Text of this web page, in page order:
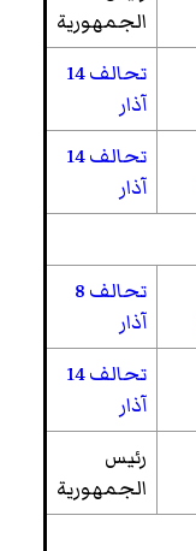
الجمهورية
تحالف 14
آذار
تحالف 14
آذار
تحالف 8
آذار
تحالف 14
آذار
رئيس
الجمهورية